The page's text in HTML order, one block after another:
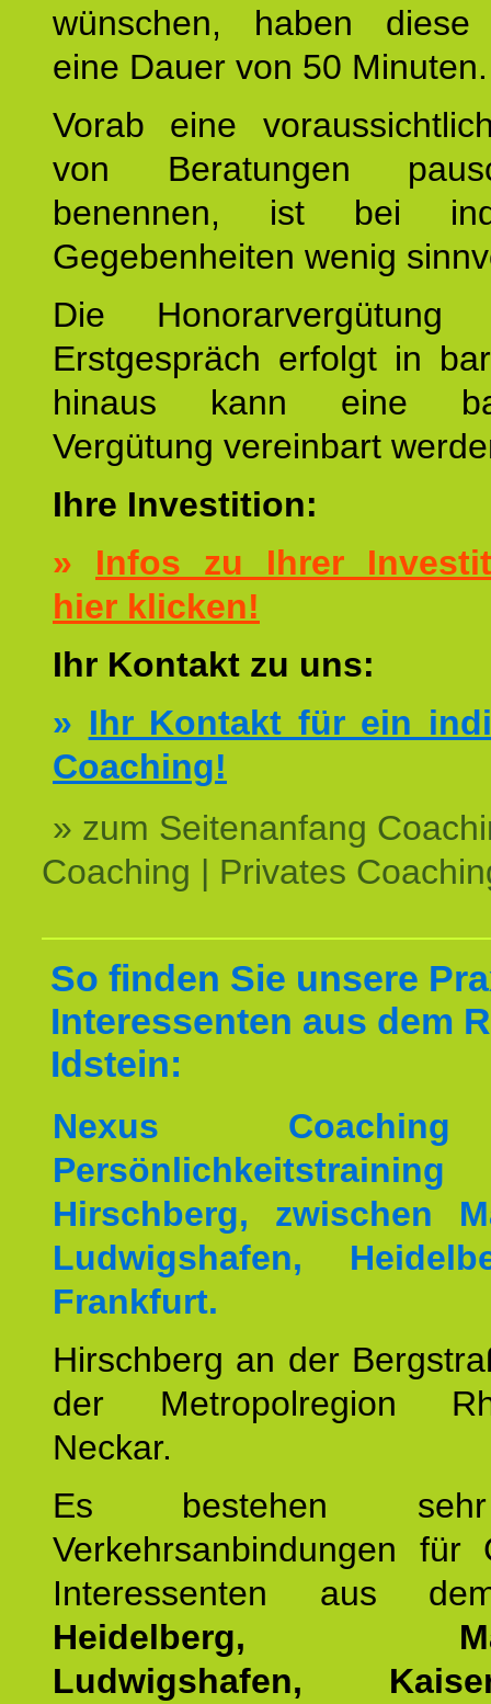
wünschen, haben diese
eine Dauer von 50 Minuten.
Vorab eine
von Beratungen
benennen, ist bei
Gegebenheiten wenig
Die
Erstgespräch erfolgt in
hinaus kann eine
Vergütung vereinbart
Ihre Investition:
» Infos zu Ihrer
hier klicken!
Ihr Kontakt zu uns:
» Ihr Kontakt für ein
Coaching!
» zum Seitenanfang
Coaching | Privates
So finden Sie unsere
Interessenten aus dem
Idstein:
Nexus
Hirschberg, zwischen
Ludwigshafen,
Frankfurt.
Hirschberg an der
der Metropolregion
Neckar.
Es bestehen
Verkehrsanbindungen für
Interessenten aus
Heidelberg,
Ludwigshafen,